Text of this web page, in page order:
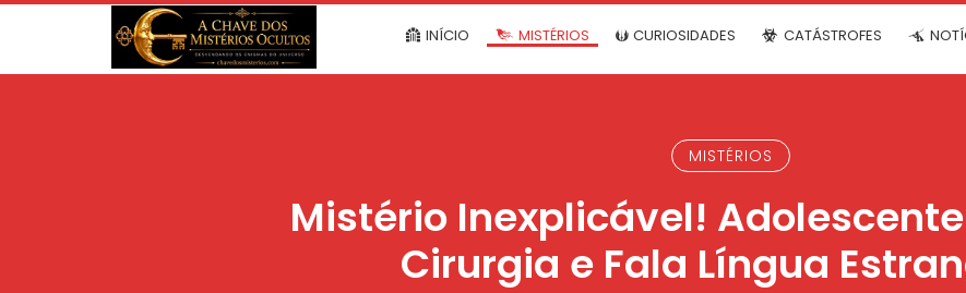
INÍCIO MISTÉRIOS CURIOSIDADES CATÁSTROFES
MISTÉRIOS
Mistério Inexplicável!
Cirurgia e Fala Língua